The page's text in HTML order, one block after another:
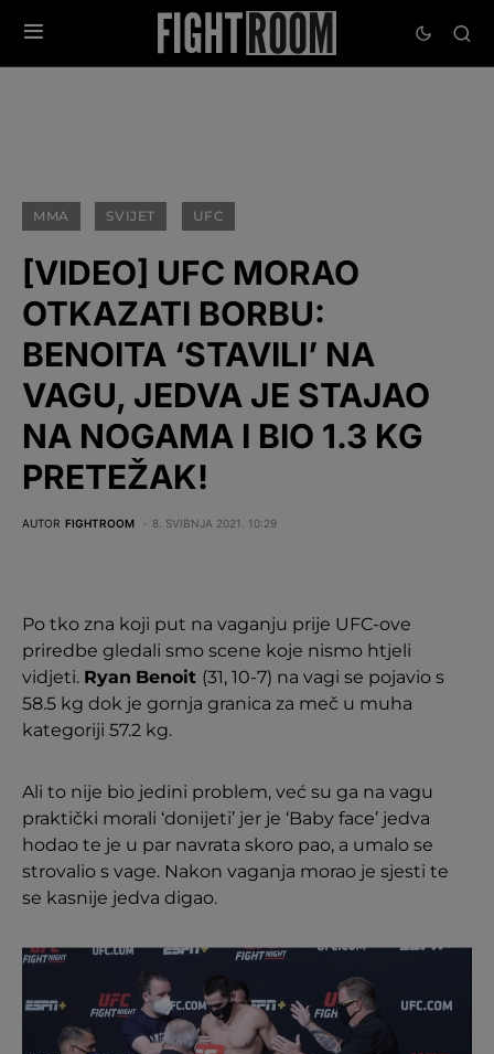
MMA SVIJET UFC
[VIDEO] UFC MORAO
OTKAZATI BORBU:
BENOITA ‘STAVILI’ NA
VAGU, JEDVA JE STAJAO
NA NOGAMA I BIO 1.3 KG
PRETEŽAK!
AUTOR FIGHTROOM 8. SVIBNJA 2021. 10:29
Po tko zna koji put na vaganju prije UFC-ove
priredbe gledali smo scene koje nismo htjeli
vidjeti. Ryan Benoit (31, 10-7) na vagi se pojavio s
58.5 kg dok je gornja granica za meč u muha
kategoriji 57.2 kg.
Ali to nije bio jedini problem, već su ga na vagu
praktički morali ‘donijeti’ jer je ‘Baby face’ jedva
hodao te je u par navrata skoro pao, a umalo se
strovalio s vage. Nakon vaganja morao je sjesti te
se kasnije jedva digao.